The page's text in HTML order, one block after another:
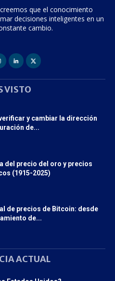
que el conocimiento
decisiones inteligentes en un
cambio.
VISTO
y cambiar la dirección
de...
del precio del oro y precios
(1915-2025)
de precios de Bitcoin: desde
de...
ACTUAL